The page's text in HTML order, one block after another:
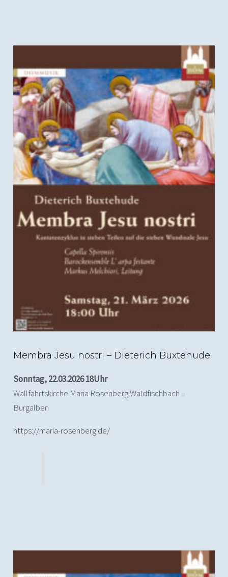
Membra Jesu nostri – Buxtehude
Membra Jesu nostri – Dieterich Buxtehude
Sonntag, 22.03.2026 18Uhr
Wallfahrtskirche Maria Rosenberg Waldfischbach –
Burgalben
https://maria-rosenberg.de/